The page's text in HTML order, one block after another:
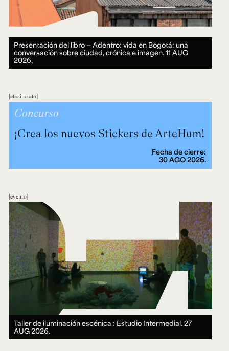
Presentación del libro — Adentro: vida en Bogotá: una
conversación sobre ciudad, crónica e imagen.11 AUG
2026.
clasificado
Concurso
¡Crea los nuevos Stickers de ArteHum!
Fecha de cierre:
30 AGO 2026.
evento
Taller de iluminación escénica : Estudio Intermedial.27
AUG 2026.